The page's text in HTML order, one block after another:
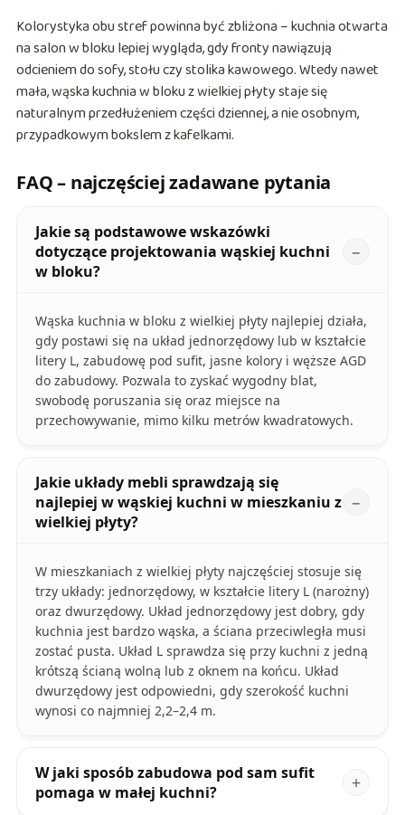
Kolorystyka obu stref powinna być zbliżona – kuchnia otwarta
na salon w bloku lepiej wygląda, gdy fronty nawiązują
odcieniem do sofy, stołu czy stolika kawowego. Wtedy nawet
mała, wąska kuchnia w bloku z wielkiej płyty staje się
naturalnym przedłużeniem części dziennej, a nie osobnym,
przypadkowym bokslem z kafelkami.
FAQ – najczęściej zadawane pytania
Jakie są podstawowe wskazówki
dotyczące projektowania wąskiej kuchni
w bloku?
Wąska kuchnia w bloku z wielkiej płyty najlepiej działa,
gdy postawi się na układ jednorzędowy lub w kształcie
litery L, zabudowę pod sufit, jasne kolory i węższe AGD
do zabudowy. Pozwala to zyskać wygodny blat,
swobodę poruszania się oraz miejsce na
przechowywanie, mimo kilku metrów kwadratowych.
Jakie układy mebli sprawdzają się
najlepiej w wąskiej kuchni w mieszkaniu z
wielkiej płyty?
W mieszkaniach z wielkiej płyty najczęściej stosuje się
trzy układy: jednorzędowy, w kształcie litery L (narożny)
oraz dwurzędowy. Układ jednorzędowy jest dobry, gdy
kuchnia jest bardzo wąska, a ściana przeciwległa musi
zostać pusta. Układ L sprawdza się przy kuchni z jedną
krótszą ścianą wolną lub z oknem na końcu. Układ
dwurzędowy jest odpowiedni, gdy szerokość kuchni
wynosi co najmniej 2,2–2,4 m.
W jaki sposób zabudowa pod sam sufit
pomaga w małej kuchni?